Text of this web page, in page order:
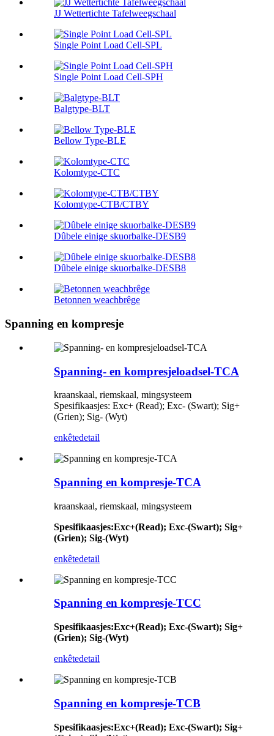
JJ Wettertichte Tafelweegschaal
Single Point Load Cell-SPL
Single Point Load Cell-SPH
Balgtype-BLT
Bellow Type-BLE
Kolomtype-CTC
Kolomtype-CTB/CTBY
Dûbele einige skuorbalke-DESB9
Dûbele einige skuorbalke-DESB8
Betonnen weachbrêge
Spanning en kompresje
Spanning- en kompresjeloadsel-TCA
kraanskaal, riemskaal, mingsysteem
Spesifikaasjes: Exc+ (Read); Exc- (Swart); Sig+
(Grien); Sig- (Wyt)
enkêtedetail
Spanning en kompresje-TCA
kraanskaal, riemskaal, mingsysteem
Spesifikaasjes:Exc+(Read); Exc-(Swart); Sig+
(Grien); Sig-(Wyt)
enkêtedetail
Spanning en kompresje-TCC
Spesifikaasjes:Exc+(Read); Exc-(Swart); Sig+
(Grien); Sig-(Wyt)
enkêtedetail
Spanning en kompresje-TCB
Spesifikaasjes:Exc+(Read); Exc-(Swart); Sig+